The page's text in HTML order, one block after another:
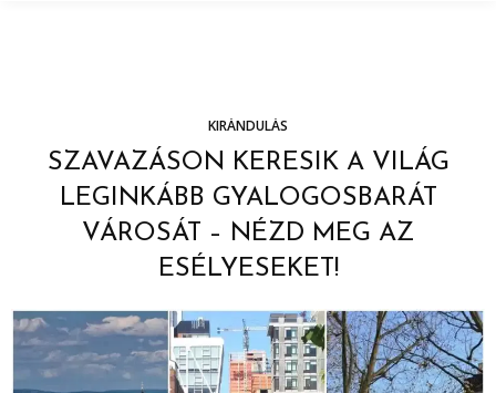
KIRÁNDULÁS
SZAVAZÁSON KERESIK A VILÁG
LEGINKÁBB GYALOGOSBARÁT
VÁROSÁT – NÉZD MEG AZ
ESÉLYESEKET!